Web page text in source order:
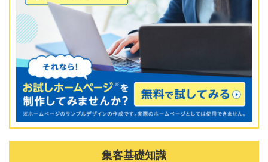
集客基礎知識